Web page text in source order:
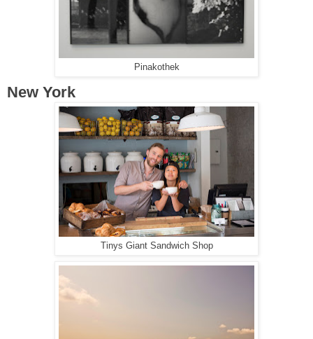
Pinakothek
New York
Tinys Giant Sandwich Shop